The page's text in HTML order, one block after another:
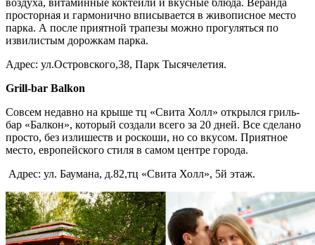
воздуха, витаминные коктейли и вкусные блюда. Веранда
просторная и гармонично вписывается в живописное место
парка. А после приятной трапезы можно прогуляться по
извилистым дорожкам парка.
Адрес: ул.Островского,38, Парк Тысячелетия.
Grill-bar Balkon
Совсем недавно на крыше тц «Свита Холл» открылся гриль-
бар «Балкон», который создали всего за 20 дней. Все сделано
просто, без излишеств и роскоши, но со вкусом. Приятное
место, европейского стиля в самом центре города.
Адрес: ул. Баумана, д.82,тц «Свита Холл», 5й этаж.